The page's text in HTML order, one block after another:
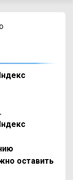
.
оставить